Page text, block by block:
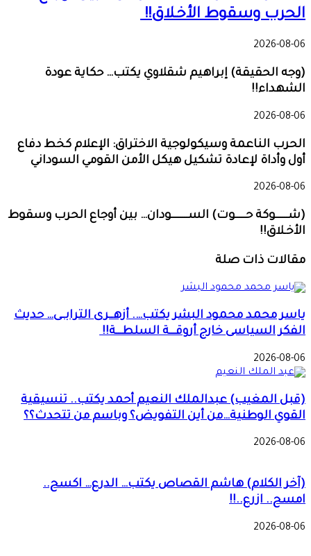
الحرب وسقوط الأخـلاق!!
2026-08-06
(وجه الحقيقة) إبراهيم شقلاوي يكتب… حكاية عودة
الشهداء!!
2026-08-06
الحرب الناعمة وسيكولوجية الاختراق: الإعلام كخط دفاع
أول وأداة لإعادة تشكيل هيكل الأمن القومي السوداني
2026-08-06
(شــــــوكة حـــــوت) الســــــــودان… بين أوجاع الحرب وسقوط
الأخـلاق!!
مقالات ذات صلة
ياسر محمد محمود البشر يكتب…. أزهــرى الترابــى… حديث
الفكر السياسى خارج أروقـــة السلطـــة!!
2026-08-06
(قبل المغيب) عبدالملك النعيم أحمد يكتب.. تنسيقية
القوي الوطنية…من أين التفويض؟ وباسم من تتحدث؟؟
2026-08-06
(آخر الكلام) هاشم القصاص يكتب… الدرع… اكسح..
امسح.. ازرع..!!
2026-08-06